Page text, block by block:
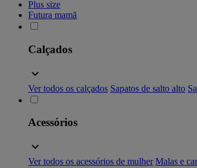
Plus size
Futura mamã
Calçados
Ver todos os calçados Sapatos de salto alto
Acessórios
Ver todos os acessórios de mulher Malas e